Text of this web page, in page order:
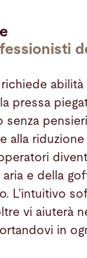
richiede
pressa
senza
alla
operatori
e della
L’intuitivo
vi aiuterà
in